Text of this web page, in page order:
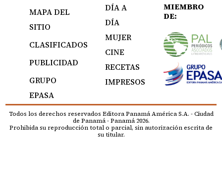
MAPA DEL
SITIO
CLASIFICADOS
PUBLICIDAD
GRUPO
EPASA
DÍA A
DÍA
MUJER
CINE
RECETAS
IMPRESOS
MIEMBRO
DE:
Todos los derechos reservados Editora Panamá América S.A. - Ciudad
de Panamá - Panamá 2026.
Prohibida su reproducción total o parcial, sin autorización escrita de
su titular.